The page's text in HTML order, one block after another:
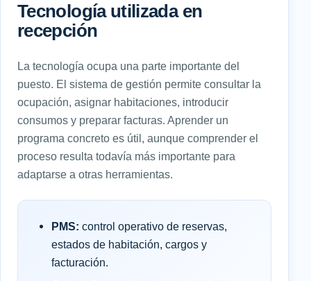
Tecnología utilizada en
recepción
La tecnología ocupa una parte importante del
puesto. El sistema de gestión permite consultar la
ocupación, asignar habitaciones, introducir
consumos y preparar facturas. Aprender un
programa concreto es útil, aunque comprender el
proceso resulta todavía más importante para
adaptarse a otras herramientas.
PMS: control operativo de reservas,
estados de habitación, cargos y
facturación.